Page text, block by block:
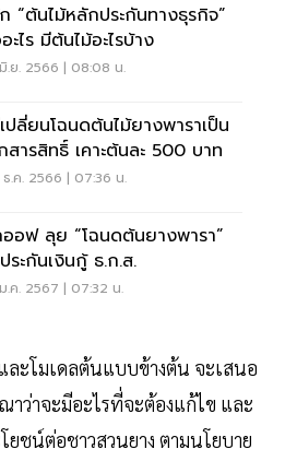
“ต้นไม้หลักประกันทางธุรกิจ”
ะไร มีต้นไม้อะไรบ้าง
.ย. 2566 | 08:08 น.
ปลี่ยนโฉนดต้นไม้ยางพาราเป็น
เอกสารสิทธิ์ เคาะต้นละ 500 บาท
.ค. 2566 | 07:36 น.
อฟ ลุย “โฉนดต้นยางพารา”
ระกันเงินกู้ ธ.ก.ส.
.ค. 2567 | 07:32 น.
ละโมเดลต้นแบบข้างต้น จะเสนอ
าว่าจะมีอะไรที่จะต้องแก้ไข และ
ยชน์ต่อชาวสวนยาง ตามนโยบาย